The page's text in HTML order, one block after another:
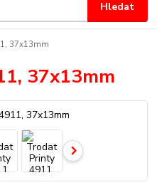
Hledat
37x13mm
37x13mm